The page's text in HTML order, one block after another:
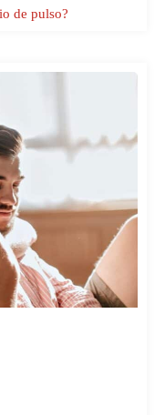
de pulso?